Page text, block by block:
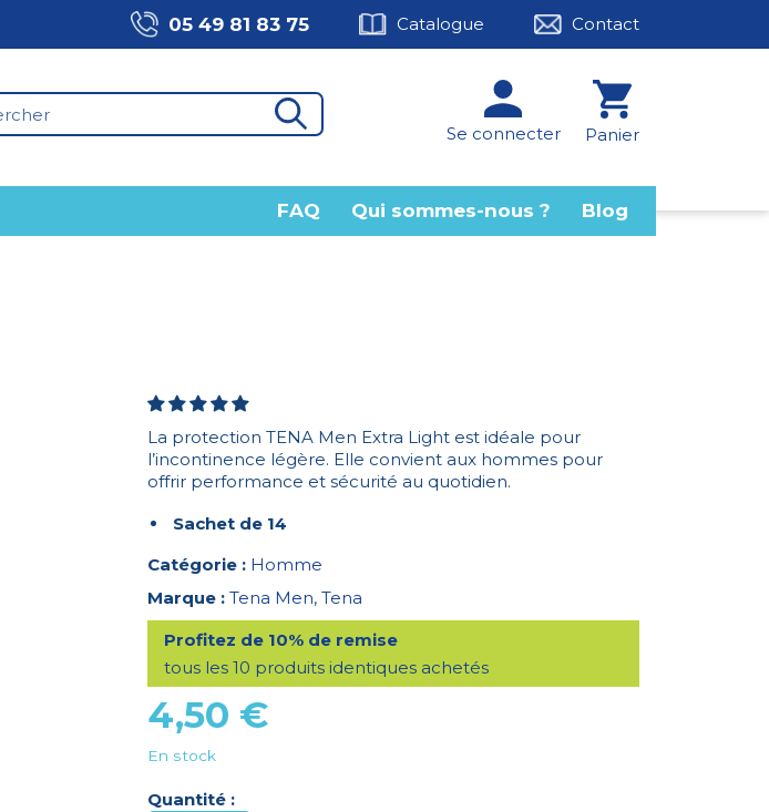
05 49 81 83 75 Catalogue Contact
Se connecter Panier
FAQ Qui sommes-nous ? Blog
La protection TENA Men Extra Light est idéale pour
l’incontinence légère. Elle convient aux hommes pour
offrir performance et sécurité au quotidien.
Sachet de 14
Catégorie : Homme
Marque : Tena Men, Tena
Profitez de 10% de remise
tous les 10 produits identiques achetés
4,50 €
En stock
Quantité :